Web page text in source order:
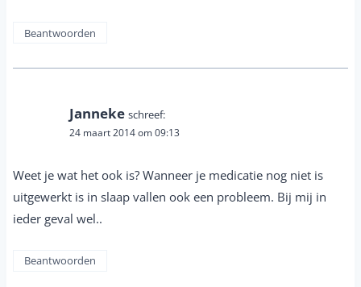
Beantwoorden
Janneke schreef:
24 maart 2014 om 09:13
Weet je wat het ook is? Wanneer je medicatie nog niet is
uitgewerkt is in slaap vallen ook een probleem. Bij mij in
ieder geval wel..
Beantwoorden